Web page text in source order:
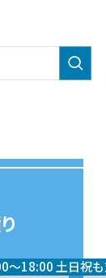
〜18:00 土日祝